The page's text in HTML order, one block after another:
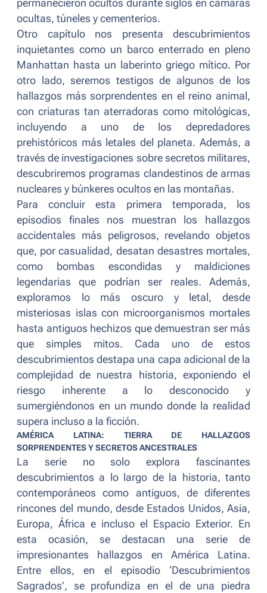
permanecieron ocultos durante siglos en cámaras
ocultas, túneles y cementerios.
Otro capítulo nos presenta descubrimientos
inquietantes como un barco enterrado en pleno
Manhattan hasta un laberinto griego mítico. Por
otro lado, seremos testigos de algunos de los
hallazgos más sorprendentes en el reino animal,
con criaturas tan aterradoras como mitológicas,
incluyendo a uno de los depredadores
prehistóricos más letales del planeta. Además, a
través de investigaciones sobre secretos militares,
descubriremos programas clandestinos de armas
nucleares y búnkeres ocultos en las montañas.
Para concluir esta primera temporada, los
episodios finales nos muestran los hallazgos
accidentales más peligrosos, revelando objetos
que, por casualidad, desatan desastres mortales,
como bombas escondidas y maldiciones
legendarias que podrían ser reales. Además,
exploramos lo más oscuro y letal, desde
misteriosas islas con microorganismos mortales
hasta antiguos hechizos que demuestran ser más
que simples mitos. Cada uno de estos
descubrimientos destapa una capa adicional de la
complejidad de nuestra historia, exponiendo el
riesgo inherente a lo desconocido y
sumergiéndonos en un mundo donde la realidad
supera incluso a la ficción.
AMÉRICA LATINA: TIERRA DE HALLAZGOS
SORPRENDENTES Y SECRETOS ANCESTRALES
La serie no solo explora fascinantes
descubrimientos a lo largo de la historia, tanto
contemporáneos como antiguos, de diferentes
rincones del mundo, desde Estados Unidos, Asia,
Europa, África e incluso el Espacio Exterior. En
esta ocasión, se destacan una serie de
impresionantes hallazgos en América Latina.
Entre ellos, en el episodio ‘Descubrimientos
Sagrados’, se profundiza en el de una piedra